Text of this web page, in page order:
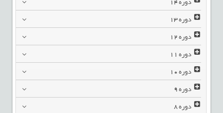
دوره13
دوره12
دوره11
دوره10
دوره9
دوره8